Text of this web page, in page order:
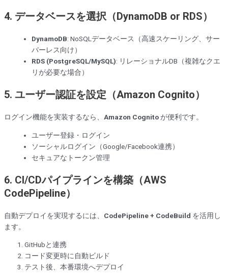
4. データベースを選択（DynamoDB or RDS）
DynamoDB: NoSQLデータベース（高速スケーリング、サー
バーレス向け）
RDS (PostgreSQL/MySQL): リレーショナルDB（複雑なクエ
リが必要な場合）
5. ユーザー認証を設定（Amazon Cognito）
ログイン機能を実装するなら、 Amazon Cognitoが便利です。
ユーザー登録・ログイン
ソーシャルログイン（Google/Facebook連携）
セキュアなトークン管理
6. CI/CDパイプラインを構築（AWS
CodePipeline）
自動デプロイを実現するには、 CodePipeline + CodeBuild を活用し
ます。
GitHubと連携
コード変更時に自動ビルド
テスト後、本番環境へデプロイ